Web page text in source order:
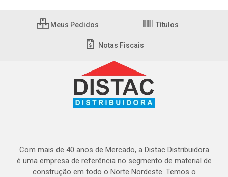
Meus Pedidos Títulos
Notas Fiscais
Com mais de 40 anos de Mercado, a Distac Distribuidora
é uma empresa de referência no segmento de material de
construção em todo o Norte Nordeste. Temos o